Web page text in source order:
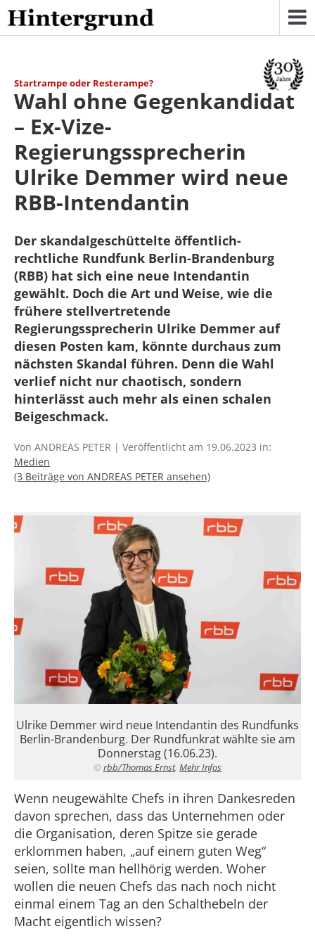
Skip
to
content
Startrampe oder Resterampe?
Wahl ohne Gegenkandidat
– Ex-Vize-
Regierungssprecherin
Ulrike Demmer wird neue
RBB-Intendantin
Der skandalgeschüttelte öffentlich-
rechtliche Rundfunk Berlin-Brandenburg
(RBB) hat sich eine neue Intendantin
gewählt. Doch die Art und Weise, wie die
frühere stellvertretende
Regierungssprecherin Ulrike Demmer auf
diesen Posten kam, könnte durchaus zum
nächsten Skandal führen. Denn die Wahl
verlief nicht nur chaotisch, sondern
hinterlässt auch mehr als einen schalen
Beigeschmack.
Von ANDREAS PETER | Veröffentlicht am 19.06.2023 in:
Medien
(3 Beiträge von ANDREAS PETER ansehen)
Ulrike Demmer wird neue Intendantin des Rundfunks
Berlin-Brandenburg. Der Rundfunkrat wählte sie am
Donnerstag (16.06.23).
© rbb/Thomas Ernst, Mehr Infos
Wenn neugewählte Chefs in ihren Dankesreden
davon sprechen, dass das Unternehmen oder
die Organisation, deren Spitze sie gerade
erklommen haben, „auf einem guten Weg“
seien, sollte man hellhörig werden. Woher
wollen die neuen Chefs das nach noch nicht
einmal einem Tag an den Schalthebeln der
Macht eigentlich wissen?